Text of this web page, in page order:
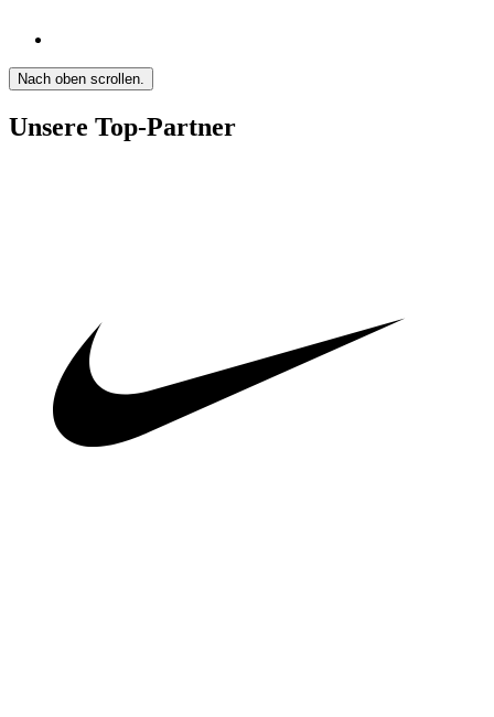
Nach oben scrollen.
Unsere Top-Partner